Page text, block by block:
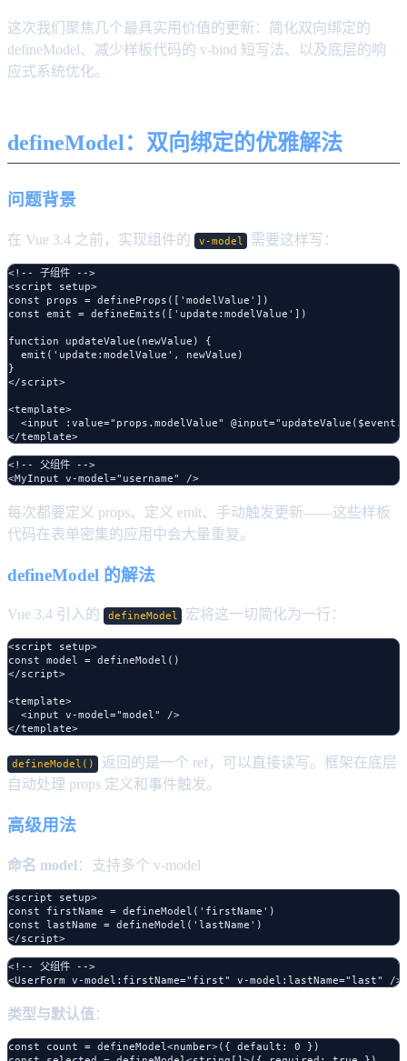
这次我们聚焦几个最具实用价值的更新：简化双向绑定的
defineModel、减少样板代码的 v-bind 短写法、以及底层的响
应式系统优化。
defineModel：双向绑定的优雅解法
问题背景
在 Vue 3.4 之前，实现组件的 v-model 需要这样写：
<!-- 子组件 -->
<script setup>
const props = defineProps(['modelValue'])
const emit = defineEmits(['update:modelValue'])
function updateValue(newValue) {
  emit('update:modelValue', newValue)
}
</script>
<template>
<input :value="props.modelValue"
<!-- 父组件 -->
每次都要定义 props、定义 emit、手动触发更新——这些样板
代码在表单密集的应用中会大量重复。
defineModel 的解法
Vue 3.4 引入的 defineModel 宏将这一切简化为一行：
<script setup>
const model = defineModel()
</script>
<template>
  <input v-model="model" />
defineModel()
返回的是一个 ref，可以直接读写。框架在底层
自动处理 props 定义和事件触发。
高级用法
命名 model ：支持多个 v-model
<script setup>
const firstName = defineModel('firstName')
const lastName = defineModel('lastName')
<!-- 父组件 -->
类型与默认值：
const count = defineModel<number>({ default: 0 })